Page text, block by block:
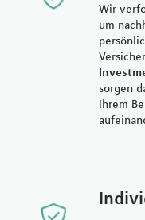
Wir
um
sorgen
Ihrem